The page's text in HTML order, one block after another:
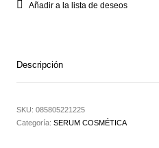
Añadir a la lista de deseos
Descripción
SKU: 085805221225
Categoría: SERUM COSMÉTICA